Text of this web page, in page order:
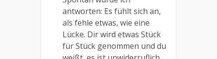
antworten: Es fühlt sich an,
als fehle etwas, wie eine
Lücke. Dir wird etwas Stück
für Stück genommen und du